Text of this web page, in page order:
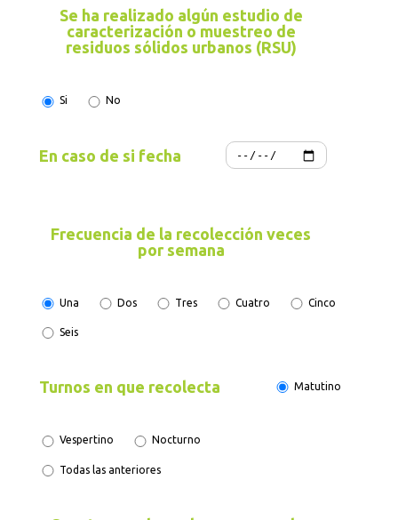
Se ha realizado algún estudio de
caracterización o muestreo de
residuos sólidos urbanos (RSU)
Si No
En caso de si fecha
Frecuencia de la recolección veces
por semana
Una Dos Tres Cuatro Cinco
Seis
Turnos en que recolecta Matutino
Vespertino Nocturno
Todas las anteriores